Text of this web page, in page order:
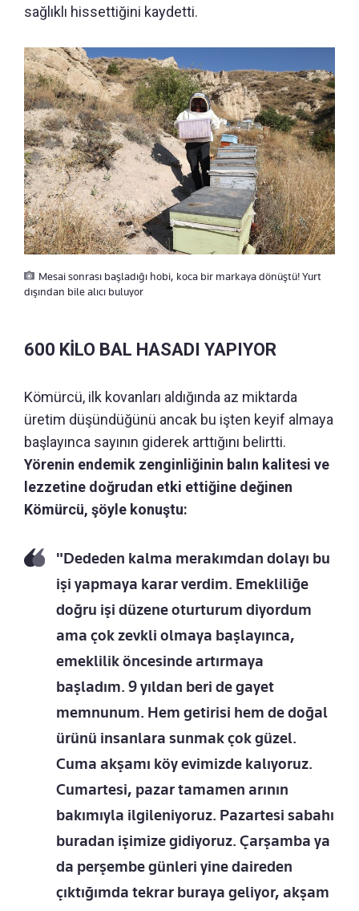
sağlıklı hissettiğini kaydetti.
Mesai sonrası başladığı hobi, koca bir markaya dönüştü! Yurt
dışından bile alıcı buluyor
600 KİLO BAL HASADI YAPIYOR
Kömürcü, ilk kovanları aldığında az miktarda
üretim düşündüğünü ancak bu işten keyif almaya
başlayınca sayının giderek arttığını belirtti.
Yörenin endemik zenginliğinin balın kalitesi ve
lezzetine doğrudan etki ettiğine değinen
Kömürcü, şöyle konuştu:
"Dededen kalma merakımdan dolayı bu
işi yapmaya karar verdim. Emekliliğe
doğru işi düzene oturturum diyordum
ama çok zevkli olmaya başlayınca,
emeklilik öncesinde artırmaya
başladım. 9 yıldan beri de gayet
memnunum. Hem getirisi hem de doğal
ürünü insanlara sunmak çok güzel.
Cuma akşamı köy evimizde kalıyoruz.
Cumartesi, pazar tamamen arının
bakımıyla ilgileniyoruz. Pazartesi sabahı
buradan işimize gidiyoruz. Çarşamba ya
da perşembe günleri yine daireden
çıktığımda tekrar buraya geliyor, akşam